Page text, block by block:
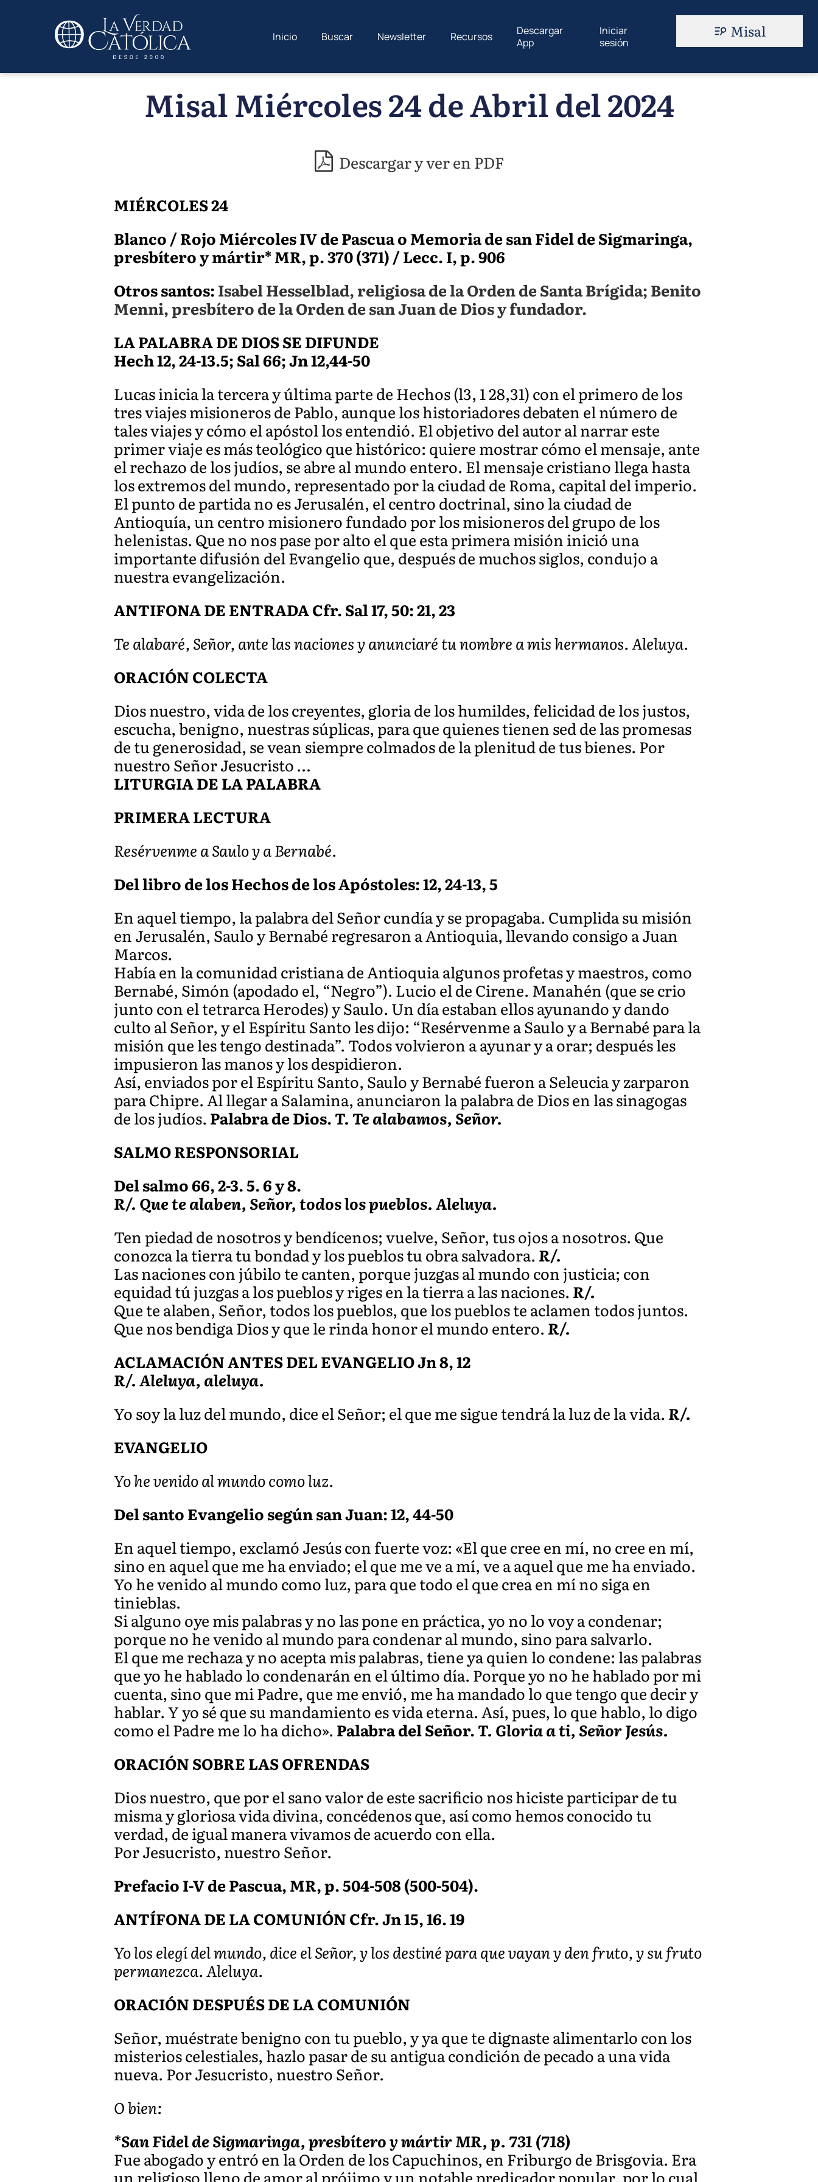
Inicio Buscar Newsletter Recursos
Descargar
App
Iniciar
sesión
Misal
Misal Miércoles 24 de Abril del 2024
Descargar y ver en PDF
MIÉRCOLES 24
Blanco / Rojo Miércoles IV de Pascua o Memoria de san Fidel de Sigmaringa,
presbítero y mártir* MR, p. 370 (371) / Lecc. I, p. 906
Otros santos:Isabel Hesselblad, religiosa de la Orden de Santa Brígida; Benito
Menni, presbítero de la Orden de san Juan de Dios y fundador.
LA PALABRA DE DIOS SE DIFUNDE
Hech 12, 24-13.5; Sal 66; Jn 12,44-50
Lucas inicia la tercera y última parte de Hechos (l3, 1 28,31) con el primero de los
tres viajes misioneros de Pablo, aunque los historiadores debaten el número de
tales viajes y cómo el apóstol los entendió. El objetivo del autor al narrar este
primer viaje es más teológico que histórico: quiere mostrar cómo el mensaje, ante
el rechazo de los judíos, se abre al mundo entero. El mensaje cristiano llega hasta
los extremos del mundo, representado por la ciudad de Roma, capital del imperio.
El punto de partida no es Jerusalén, el centro doctrinal, sino la ciudad de
Antioquía, un centro misionero fundado por los misioneros del grupo de los
helenistas. Que no nos pase por alto el que esta primera misión inició una
importante difusión del Evangelio que, después de muchos siglos, condujo a
nuestra evangelización.
ANTIFONA DE ENTRADA Cfr. Sal 17, 50: 21, 23
Te alabaré, Señor, ante las naciones y anunciaré tu nombre a mis hermanos. Aleluya.
ORACIÓN COLECTA
Dios nuestro, vida de los creyentes, gloria de los humildes, felicidad de los justos,
escucha, benigno, nuestras súplicas, para que quienes tienen sed de las promesas
de tu generosidad, se vean siempre colmados de la plenitud de tus bienes. Por
nuestro Señor Jesucristo …
LITURGIA DE LA PALABRA
PRIMERA LECTURA
Resérvenme a Saulo y a Bernabé.
Del libro de los Hechos de los Apóstoles: 12, 24-13, 5
En aquel tiempo, la palabra del Señor cundía y se propagaba. Cumplida su misión
en Jerusalén, Saulo y Bernabé regresaron a Antioquia, llevando consigo a Juan
Marcos.
Había en la comunidad cristiana de Antioquia algunos profetas y maestros, como
Bernabé, Simón (apodado el, “Negro”). Lucio el de Cirene. Manahén (que se crio
junto con el tetrarca Herodes) y Saulo. Un día estaban ellos ayunando y dando
culto al Señor, y el Espíritu Santo les dijo: “Resérvenme a Saulo y a Bernabé para la
misión que les tengo destinada”. Todos volvieron a ayunar y a orar; después les
impusieron las manos y los despidieron.
Así, enviados por el Espíritu Santo, Saulo y Bernabé fueron a Seleucia y zarparon
para Chipre. Al llegar a Salamina, anunciaron la palabra de Dios en las sinagogas
de los judíos. Palabra de Dios.T. Te alabamos, Señor.
SALMO RESPONSORIAL
Del salmo 66, 2-3. 5. 6 y 8.
R/. Que te alaben, Señor, todos los pueblos. Aleluya.
Ten piedad de nosotros y bendícenos; vuelve, Señor, tus ojos a nosotros. Que
conozca la tierra tu bondad y los pueblos tu obra salvadora.R/.
Las naciones con júbilo te canten, porque juzgas al mundo con justicia; con
equidad tú juzgas a los pueblos y riges en la tierra a las naciones.R/.
Que te alaben, Señor, todos los pueblos, que los pueblos te aclamen todos juntos.
Que nos bendiga Dios y que le rinda honor el mundo entero.R/.
ACLAMACIÓN ANTES DEL EVANGELIO Jn 8, 12
R/. Aleluya, aleluya.
Yo soy la luz del mundo, dice el Señor; el que me sigue tendrá la luz de la vida.R/.
EVANGELIO
Yo he venido al mundo como luz.
Del santo Evangelio según san Juan: 12, 44-50
En aquel tiempo, exclamó Jesús con fuerte voz: «El que cree en mí, no cree en mí,
sino en aquel que me ha enviado; el que me ve a mí, ve a aquel que me ha enviado.
Yo he venido al mundo como luz, para que todo el que crea en mí no siga en
tinieblas.
Si alguno oye mis palabras y no las pone en práctica, yo no lo voy a condenar;
porque no he venido al mundo para condenar al mundo, sino para salvarlo.
El que me rechaza y no acepta mis palabras, tiene ya quien lo condene: las palabras
que yo he hablado lo condenarán en el último día. Porque yo no he hablado por mi
cuenta, sino que mi Padre, que me envió, me ha mandado lo que tengo que decir y
hablar. Y yo sé que su mandamiento es vida eterna. Así, pues, lo que hablo, lo digo
como el Padre me lo ha dicho». Palabra del Señor.T. Gloria a ti, Señor Jesús.
ORACIÓN SOBRE LAS OFRENDAS
Dios nuestro, que por el sano valor de este sacrificio nos hiciste participar de tu
misma y gloriosa vida divina, concédenos que, así como hemos conocido tu
verdad, de igual manera vivamos de acuerdo con ella.
Por Jesucristo, nuestro Señor.
Prefacio I-V de Pascua, MR, p. 504-508 (500-504).
ANTÍFONA DE LA COMUNIÓN Cfr. Jn 15, 16. 19
Yo los elegí del mundo, dice el Señor, y los destiné para que vayan y den fruto, y su fruto
permanezca. Aleluya.
ORACIÓN DESPUÉS DE LA COMUNIÓN
Señor, muéstrate benigno con tu pueblo, y ya que te dignaste alimentarlo con los
misterios celestiales, hazlo pasar de su antigua condición de pecado a una vida
nueva. Por Jesucristo, nuestro Señor.
O bien:
*San Fidel de Sigmaringa, presbítero y mártir MR, p. 731 (718)
Fue abogado y entró en la Orden de los Capuchinos, en Friburgo de Brisgovia. Era
un religioso lleno de amor al prójimo y un notable predicador popular, por lo cual